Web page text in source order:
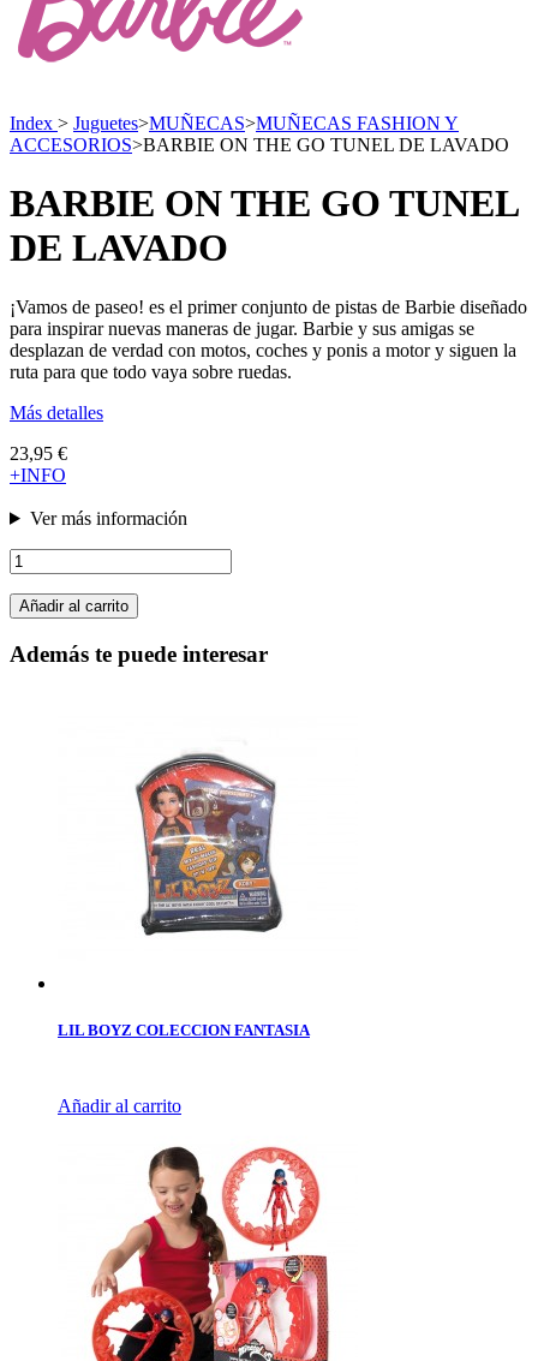
Index > Juguetes>MUÑECAS>MUÑECAS FASHION Y
ACCESORIOS>BARBIE ON THE GO TUNEL DE LAVADO
BARBIE ON THE GO TUNEL
DE LAVADO
¡Vamos de paseo! es el primer conjunto de pistas de Barbie diseñado
para inspirar nuevas maneras de jugar. Barbie y sus amigas se
desplazan de verdad con motos, coches y ponis a motor y siguen la
ruta para que todo vaya sobre ruedas.
Más detalles
23,95 €
+INFO
Ver más información
Añadir al carrito
Además te puede interesar
LIL BOYZ COLECCION FANTASIA
Añadir al carrito